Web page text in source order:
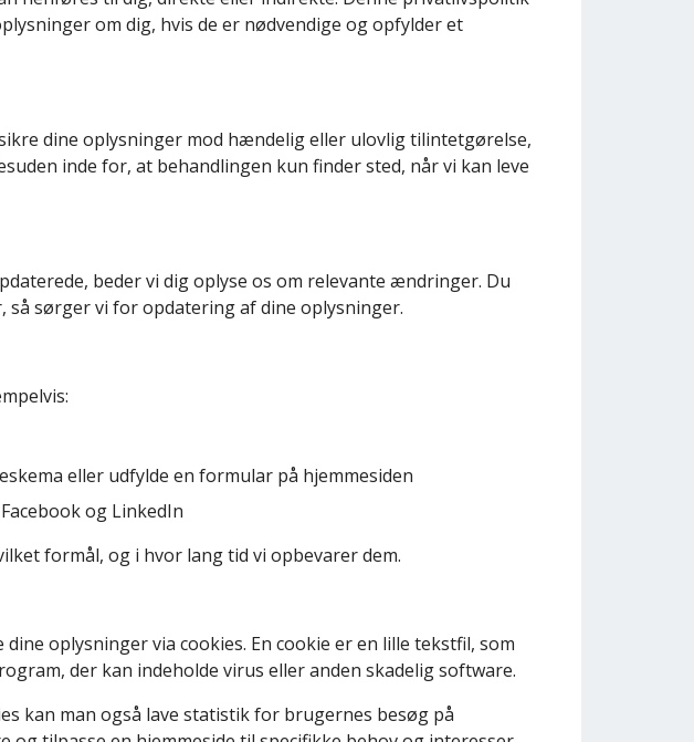
om dig, hvis de er nødvendige og opfylder et
dine oplysninger mod hændelig eller ulovlig tilintetgørelse,
inde for, at behandlingen kun finder sted, når vi kan leve
beder vi dig oplyse os om relevante ændringer. Du
sørger vi for opdatering af dine oplysninger.
eller udfylde en formular på hjemmesiden
og LinkedIn
formål, og i hvor lang tid vi opbevarer dem.
oplysninger via cookies. En cookie er en lille tekstfil, som
der kan indeholde virus eller anden skadelig software.
kan man også lave statistik for brugernes besøg på